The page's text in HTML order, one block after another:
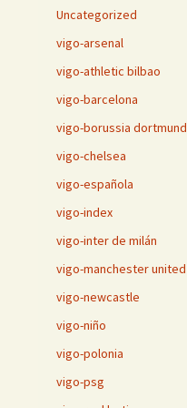
Uncategorized
vigo-arsenal
vigo-athletic bilbao
vigo-barcelona
vigo-borussia dortmund
vigo-chelsea
vigo-española
vigo-index
vigo-inter de milán
vigo-manchester united
vigo-newcastle
vigo-niño
vigo-polonia
vigo-psg